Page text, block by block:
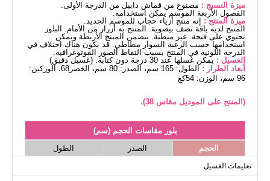
ميزة النسيج : مصنوع من قماش دابيل من الدرجة الأولى.
الفصول الأربعة الموسم يمكن استخدامه.
ميزة المنتج : إنه منتج أزياء حجاب للموسم الجديد.
المنتج لديه ياقة نصف بيضوية. المنتج به أزرار من الأمام. البلوز
تحتوي على فتحة. غير مبطنة. يتضمن المنتج الأربطة ويمكن
استخدامها حسب الرغبة السوار مطاطي. قد يكون هناك اختلاف في
الدرجة اللونية في المنتج بسبب التقاط الصور الفوتوغرافية.
الغسيل : يمكن غسلها عند 30 درجة دون كتابة. (غسيل دقيق)
أبعاد الطراز :
الطول: 165 سم، الصدر: 80 سم، الخصر68، الوركين:
96 سم، الوزن: 54كغ
(المنتج على الموديل مقاس 38).
بلوز مقاسات الحجم (سم)
الحجم
الصدر
الطول
38
تعليمات الغسيل